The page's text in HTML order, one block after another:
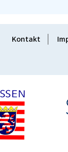
Kontakt